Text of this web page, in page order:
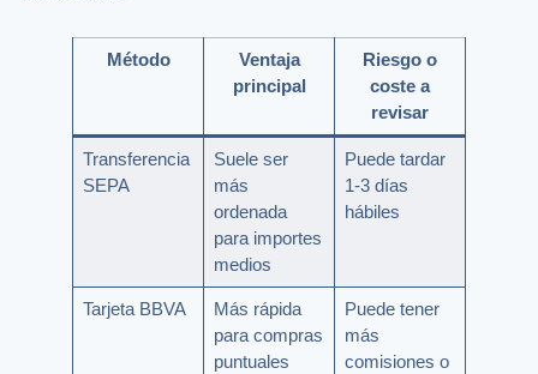
Método
Ventaja
principal
Riesgo o
coste a
revisar
Transferencia
SEPA
Suele ser
más
ordenada
para importes
medios
Puede tardar
1-3 días
hábiles
Tarjeta BBVA
Más rápida
para compras
puntuales
Puede tener
más
comisiones o